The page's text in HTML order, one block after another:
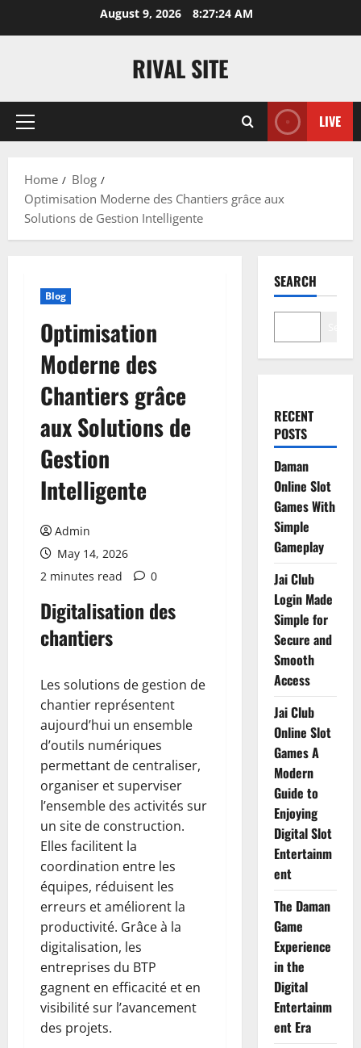
August 9, 2026 8:27:25 AM
RIVAL SITE
Primary
LIVE
Home
Blog
Optimisation Moderne des Chantiers grâce aux
Solutions de Gestion Intelligente
Blog
Optimisation
Moderne des
Chantiers grâce
aux Solutions de
Gestion
Intelligente
Admin
May 14, 2026
2 minutes read
0
Digitalisation des
chantiers
Les solutions de gestion de
chantier représentent
aujourd’hui un ensemble
d’outils numériques
permettant de centraliser,
organiser et superviser
l’ensemble des activités sur
un site de construction.
Elles facilitent la
coordination entre les
équipes, réduisent les
erreurs et améliorent la
productivité. Grâce à la
digitalisation, les
entreprises du BTP
gagnent en efficacité et en
visibilité sur l’avancement
des projets.
SEARCH
RECENT
POSTS
Daman
Online Slot
Games With
Simple
Gameplay
Jai Club
Login Made
Simple for
Secure and
Smooth
Access
Jai Club
Online Slot
Games A
Modern
Guide to
Enjoying
Digital Slot
Entertainm
ent
The Daman
Game
Experience
in the
Digital
Entertainm
ent Era